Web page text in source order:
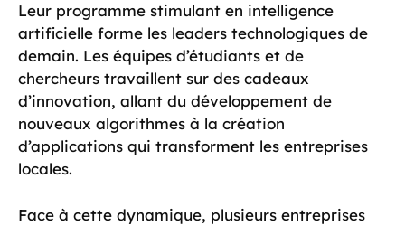
Leur programme stimulant en intelligence
artificielle forme les leaders technologiques de
demain. Les équipes d’étudiants et de
chercheurs travaillent sur des cadeaux
d’innovation, allant du développement de
nouveaux algorithmes à la création
d’applications qui transforment les entreprises
locales.
Face à cette dynamique, plusieurs entreprises